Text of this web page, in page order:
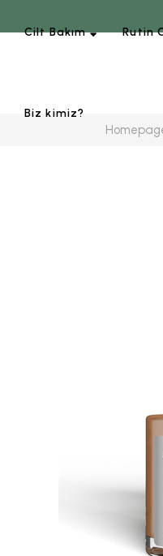
Cilt Bakım Rutin
Biz kimiz?